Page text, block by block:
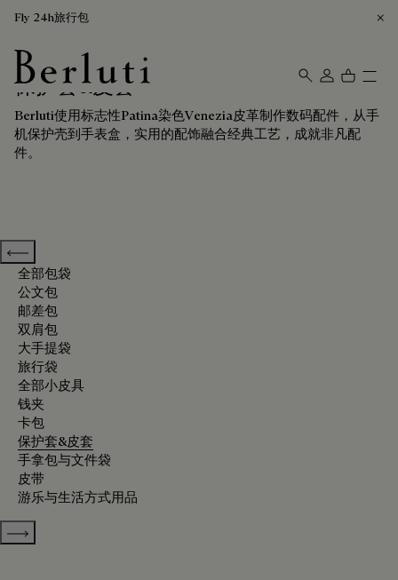
Fly 24h旅行包
Berluti homepage
保护套&皮套
Berluti使用标志性Patina染色Venezia皮革制作数码配件，从手
机保护壳到手表盒，实用的配饰融合经典工艺，成就非凡配
件。
Previous categories
全部包袋
公文包
邮差包
双肩包
大手提袋
旅行袋
全部小皮具
钱夹
卡包
保护套&皮套
手拿包与文件袋
皮带
游乐与生活方式用品
Show more categories